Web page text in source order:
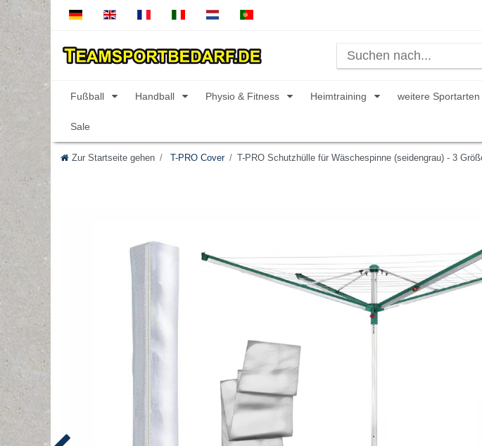
Fußball Handball Physio & Fitness Heimtraining weitere Sportarten
Sale
Zur Startseite gehen T-PRO Cover T-PRO Schutzhülle für Wäschespinne (seidengrau) - 3